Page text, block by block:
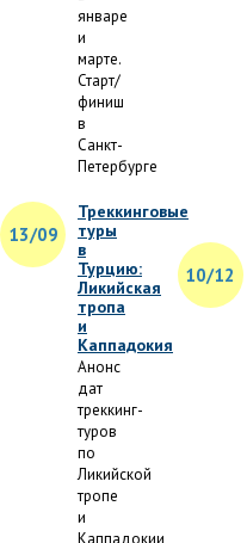
январе
и
марте.
Старт/
финиш
в
Санкт-
Петербурге
13/09
Треккинговые
туры
в
Турцию:
Ликийская
тропа
и
Каппадокия
Анонс
дат
треккинг-
туров
по
Ликийской
тропе
и
Каппадокии
10/12